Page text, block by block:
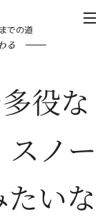
での道
る
役な
ノー
いな